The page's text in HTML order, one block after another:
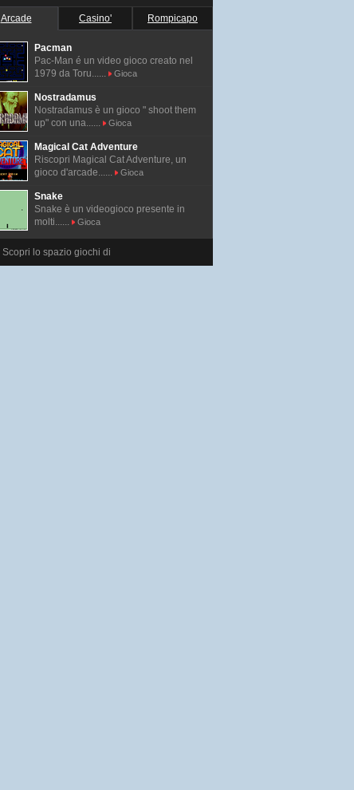
Arcade Casino' Rompicapo
Pacman
Pac-Man é un video gioco creato nel
1979 da Toru......
Gioca
Nostradamus
Nostradamus è un gioco " shoot them
up" con una......
Gioca
Magical Cat Adventure
Riscopri Magical Cat Adventure, un
gioco d'arcade......
Gioca
Snake
Snake è un videogioco presente in
molti......
Gioca
Scopri lo spazio giochi di